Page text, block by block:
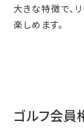
大きな特徴で、
楽しめます。
ゴルフ会員